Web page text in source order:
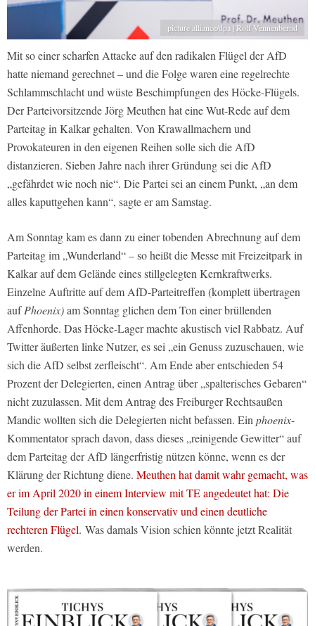
picture alliance/dpa | Rolf Vennenbernd
Mit so einer scharfen Attacke auf den radikalen Flügel der AfD
hatte niemand gerechnet – und die Folge waren eine regelrechte
Schlammschlacht und wüste Beschimpfungen des Höcke-Flügels.
Der Parteivorsitzende Jörg Meuthen hat eine Wut-Rede auf dem
Parteitag in Kalkar gehalten. Von Krawallmachern und
Provokateuren in den eigenen Reihen solle sich die AfD
distanzieren. Sieben Jahre nach ihrer Gründung sei die AfD
„gefährdet wie noch nie“. Die Partei sei an einem Punkt, „an dem
alles kaputtgehen kann“, sagte er am Samstag.
Am Sonntag kam es dann zu einer tobenden Abrechnung auf dem
Parteitag im „Wunderland“ – so heißt die Messe mit Freizeitpark in
Kalkar auf dem Gelände eines stillgelegten Kernkraftwerks.
Einzelne Auftritte auf dem AfD-Parteitreffen (komplett übertragen
aufPhoenix)am Sonntag glichen dem Ton einer brüllenden
Affenhorde. Das Höcke-Lager machte akustisch viel Rabbatz. Auf
Twitter äußerten linke Nutzer, es sei „ein Genuss zuzuschauen, wie
sich die AfD selbst zerfleischt“. Am Ende aber entschieden 54
Prozent der Delegierten, einen Antrag über „spalterisches Gebaren“
nicht zuzulassen. Mit dem Antrag des Freiburger Rechtsaußen
Mandic wollten sich die Delegierten nicht befassen. Einphoenix-
Kommentator sprach davon, dass dieses „reinigende Gewitter“ auf
dem Parteitag der AfD längerfristig nützen könne, wenn es der
Klärung der Richtung diene. Meuthen hat damit wahr gemacht, was
er im April 2020 in einem Interview mit TE angedeutet hat: Die
Teilung der Partei in einen konservativ und einen deutliche
rechteren Flügel. Was damals Vision schien könnte jetzt Realität
werden.